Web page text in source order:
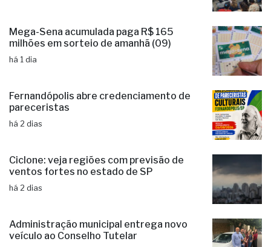
Mega-Sena acumulada paga R$ 165
milhões em sorteio de amanhã (09)
há 1 dia
Fernandópolis abre credenciamento de
pareceristas
há 2 dias
Ciclone: veja regiões com previsão de
ventos fortes no estado de SP
há 2 dias
Administração municipal entrega novo
veículo ao Conselho Tutelar